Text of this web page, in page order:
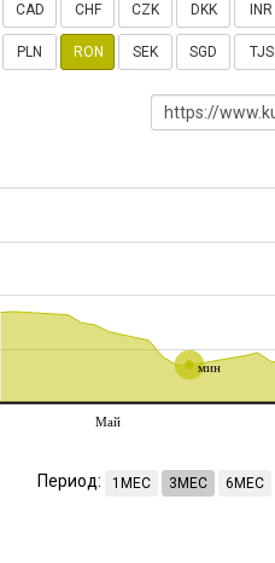
CAD CHF CZK DKK INR
PLN RON SEK SGD TJS
мин
Май
Период: 1МЕС 3МЕС 6МЕС